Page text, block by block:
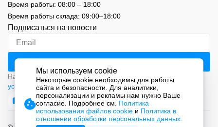
Время работы: 08:00 – 18:00
Время работы склада: 09:00–18:00
Подписаться на новости
Нажимая на кнопку «Подписаться», вы соглашаетесь с
условиями обработки персональных данных
Мы используем cookie
Некоторые cookie необходимы для работы
сайта и безопасности. Для аналитики,
персонализации и рекламы нам нужно Ваше
согласие. Подробнее см. Политика
использования файлов cookie и Политика в
отношении обработки персональных данных